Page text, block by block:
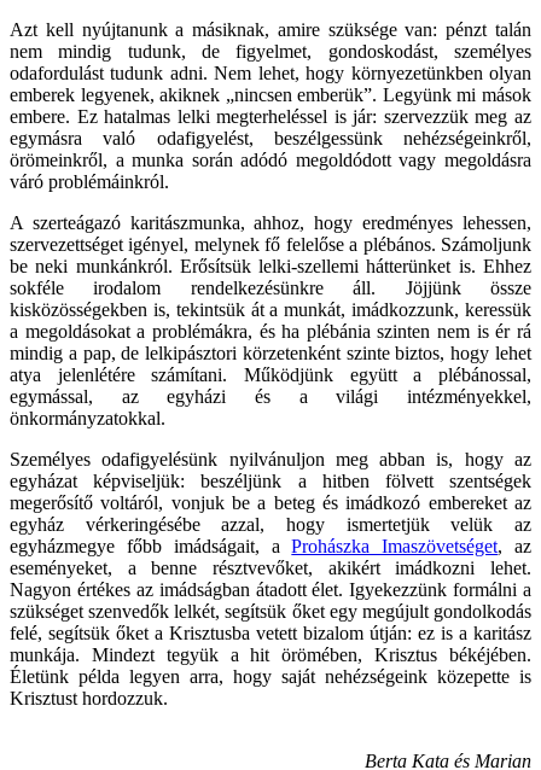
Azt kell nyújtanunk a másiknak, amire szüksége van: pénzt talán
nem mindig tudunk, de figyelmet, gondoskodást, személyes
odafordulást tudunk adni. Nem lehet, hogy környezetünkben olyan
emberek legyenek, akiknek „nincsen emberük”. Legyünk mi mások
embere. Ez hatalmas lelki megterheléssel is jár: szervezzük meg az
egymásra való odafigyelést, beszélgessünk nehézségeinkről,
örömeinkről, a munka során adódó megoldódott vagy megoldásra
váró problémáinkról.
A szerteágazó karitászmunka, ahhoz, hogy eredményes lehessen,
szervezettséget igényel, melynekfő felelőse a plébános. Számoljunk
be neki munkánkról. Erősítsük lelki-szellemi hátterünket is. Ehhez
sokféle irodalom rendelkezésünkre áll. Jöjjünk össze
kisközösségekben is, tekintsük át a munkát, imádkozzunk, keressük
a megoldásokat a problémákra, és ha plébánia szinten nem is ér rá
mindig a pap, de lelkipásztori körzetenként szinte biztos, hogy lehet
atya jelenlétére számítani. Működjünk együtta plébánossal,
egymással, az egyházi és a világi intézményekkel,
önkormányzatokkal.
Személyes odafigyelésünk nyilvánuljon meg abban is, hogy az
egyházat képviseljük: beszéljünk a hitben fölvett szentségek
megerősítő voltáról, vonjuk be a beteg és imádkozó embereket az
egyház vérkeringésébe azzal, hogy ismertetjük velük az
egyházmegye főbb imádságait, aProhászka Imaszövetséget, az
eseményeket, a benne résztvevőket, akikért imádkozni lehet.
Nagyon értékes az imádságban átadott élet. Igyekezzünk formálni a
szükséget szenvedők lelkét, segítsük őket egy megújult gondolkodás
felé, segítsük őket a Krisztusba vetett bizalom útján: ez is a karitász
munkája. Mindezt tegyük a hit örömében, Krisztus békéjében.
Életünk példa legyen arra, hogy saját nehézségeink közepette is
Krisztust hordozzuk.
Berta Kata és Marian